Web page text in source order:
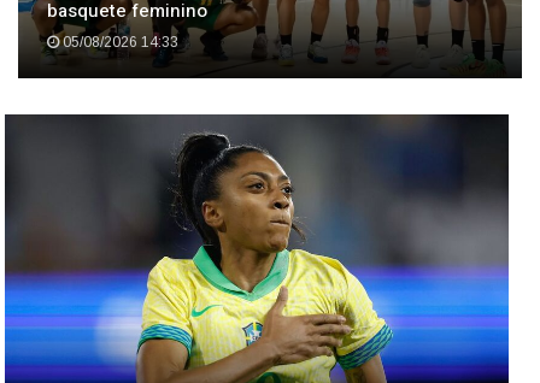
basquete feminino
05/08/2026 14:33